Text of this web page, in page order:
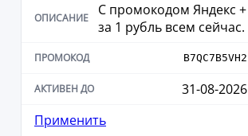
С промокодом Яндекс +
за 1 рубль всем сейчас.
B7QC7B5VH2
31-08-2026
Применить